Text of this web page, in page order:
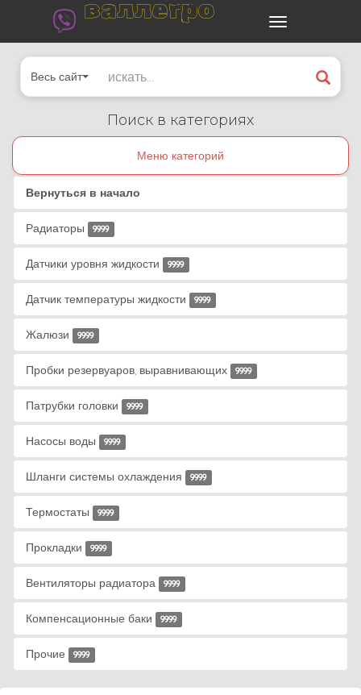
валлегро
Весь сайт
Поиск в категориях
Меню категорий
Вернуться в начало
Радиаторы 9999
Датчики уровня жидкости 9999
Датчик температуры жидкости 9999
Жалюзи 9999
Пробки резервуаров, выравнивающих 9999
Патрубки головки 9999
Насосы воды 9999
Шланги системы охлаждения 9999
Термостаты 9999
Прокладки 9999
Вентиляторы радиатора 9999
Компенсационные баки 9999
Прочие 9999